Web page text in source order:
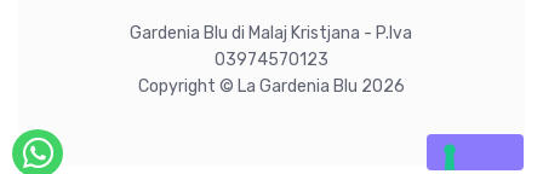
Gardenia Blu di Malaj Kristjana - P.Iva
03974570123
Copyright © La Gardenia Blu 2026